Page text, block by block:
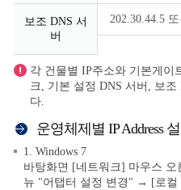
보조 DNS 서
버
202.30.44.5
각 건물별 IP주소와 기본게이
크, 기본 설정 DNS 서버, 보
다.
운영체제별 IP Address
1. Windows 7
바탕화면 [네트워크] 마우스
뉴 "어탭터 설정 변경" → [로컬